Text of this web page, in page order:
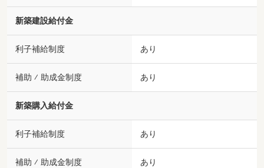
新築建設給付金
利子補給制度 あり
補助 ⁄ 助成金制度 あり
新築購入給付金
利子補給制度 あり
補助 ⁄ 助成金制度 あり